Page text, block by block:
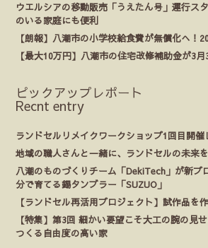
ウエルシアの移動販売「うえたん号」運行ス
のいる家庭にも便利
【朗報】八潮市の小学校給食費が無償化へ！
【最大10万円】八潮市の住宅改修補助金が3月
ピックアップレポート
Recnt entry
ランドセルリメイクワークショップ1回目開催
地域の職人さんと一緒に、ランドセルの未来
八潮のものづくりチーム「DekiTech」が新プ
分で育てる錫タンブラー「SUZUO」
【ランドセル再活用プロジェクト】試作品を
【特集】第3回 細かい要望こそ大工の腕の
つくる自由度の高い家